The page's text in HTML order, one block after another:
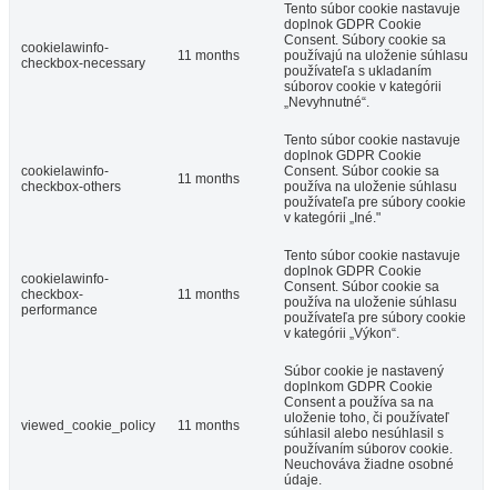
cookielawinfo-
checkbox-necessary
11 months
Tento súbor cookie nastavuje
doplnok GDPR Cookie
Consent. Súbory cookie sa
používajú na uloženie súhlasu
používateľa s ukladaním
súborov cookie v kategórii
„Nevyhnutné“.
cookielawinfo-
checkbox-others
11 months
Tento súbor cookie nastavuje
doplnok GDPR Cookie
Consent. Súbor cookie sa
používa na uloženie súhlasu
používateľa pre súbory cookie
v kategórii „Iné."
cookielawinfo-
checkbox-
performance
11 months
Tento súbor cookie nastavuje
doplnok GDPR Cookie
Consent. Súbor cookie sa
používa na uloženie súhlasu
používateľa pre súbory cookie
v kategórii „Výkon“.
viewed_cookie_policy 11 months
Súbor cookie je nastavený
doplnkom GDPR Cookie
Consent a používa sa na
uloženie toho, či používateľ
súhlasil alebo nesúhlasil s
používaním súborov cookie.
Neuchováva žiadne osobné
údaje.